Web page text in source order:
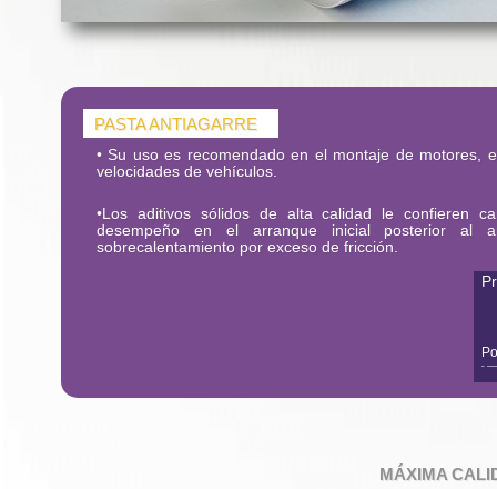
PASTA ANTIAGARRE
• Su uso es recomendado en el montaje de motores,
velocidades de vehículos.
•Los aditivos sólidos de alta calidad le confieren
desempeño en el arranque inicial posterior al
sobrecalentamiento por exceso de fricción.
MÁXIMA